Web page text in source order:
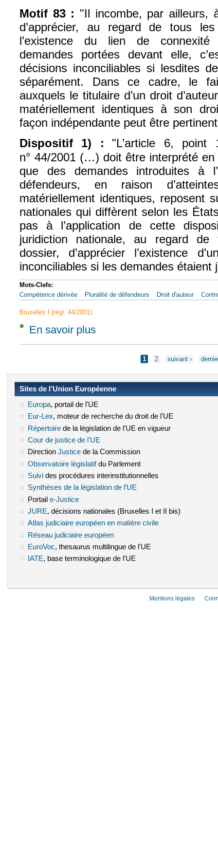
Motif 83 : "Il incombe, par ailleurs,
d’apprécier, au regard de tous
l’existence du lien de
demandes portées devant elle,
décisions inconciliables si lesdites
séparément. Dans ce cadre, le
auxquels le titulaire d’un droit
matériellement identiques à son
façon indépendante peut être
Dispositif 1) :
"L’article 6, point
n° 44/2001 (…) doit être interprété
que des demandes introduites à
défendeurs, en raison
matériellement identiques, reposent
nationales qui diffèrent selon les
pas à l’application de cette
juridiction nationale, au regard
dossier, d’apprécier l’existence
inconciliables si les demandes étaient
Mots-Clefs:
Compétence dérivée
Pluralité de défendeurs Droit d'auteur
Bruxelles I (règl. 44/2001)
En savoir plus
1 2 suivant ›
Sites de l’Union Européenne
Europa(le lien est externe)
, portail de l'UE
Eur-Lex(le lien est externe)
, moteur de recherche du droit de l'UE
Répertoire(le lien est externe)
de la législation de l'UE en vigueur
Cour de justice de l'UE
Direction Justice(le lien est externe)
de la Commission
Observatoire législatif(le lien est externe)
du Parlement
Suivi(le lien est externe)
des procédures interinstitutionnelles
Synthèses de la législation de l’UE
Portail e-Justice(le lien est externe)
JURE(le lien est externe)
, décisions nationales (Bruxelles I et II bis)
Atlas judiciaire européen en matière civile(le lien est externe)
Réseau judiciaire européen(le lien est externe)
EuroVoc(le lien est externe)
, thesaurus multilingue de l'UE
IATE(le lien est externe)
, base terminologique de l'UE
Mentions légales